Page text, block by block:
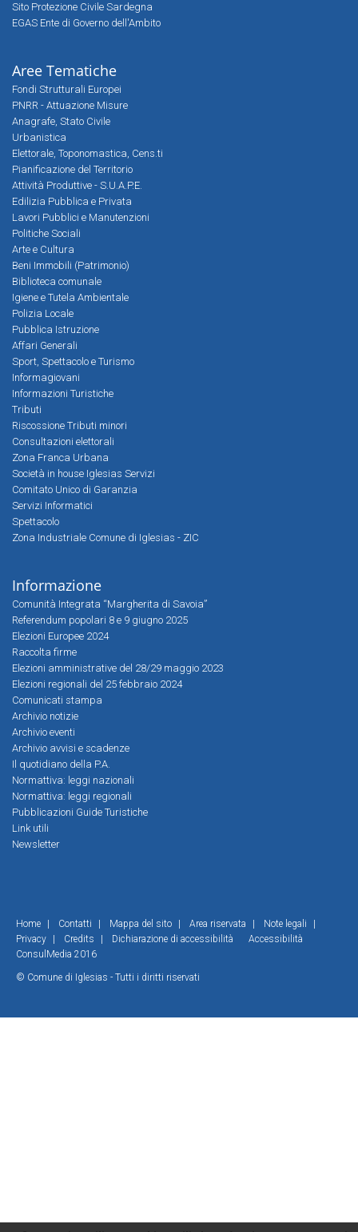
Sito Protezione Civile Sardegna
EGAS Ente di Governo dell'Ambito
Aree Tematiche
Fondi Strutturali Europei
PNRR - Attuazione Misure
Anagrafe, Stato Civile
Urbanistica
Elettorale, Toponomastica, Cens.ti
Pianificazione del Territorio
Attività Produttive - S.U.A.P.E.
Edilizia Pubblica e Privata
Lavori Pubblici e Manutenzioni
Politiche Sociali
Arte e Cultura
Beni Immobili (Patrimonio)
Biblioteca comunale
Igiene e Tutela Ambientale
Polizia Locale
Pubblica Istruzione
Affari Generali
Sport, Spettacolo e Turismo
Informagiovani
Informazioni Turistiche
Tributi
Riscossione Tributi minori
Consultazioni elettorali
Zona Franca Urbana
Società in house Iglesias Servizi
Comitato Unico di Garanzia
Servizi Informatici
Spettacolo
Zona Industriale Comune di Iglesias - ZIC
Informazione
Comunità Integrata “Margherita di Savoia”
Referendum popolari 8 e 9 giugno 2025
Elezioni Europee 2024
Raccolta firme
Elezioni amministrative del 28/29 maggio 2023
Elezioni regionali del 25 febbraio 2024
Comunicati stampa
Archivio notizie
Archivio eventi
Archivio avvisi e scadenze
Il quotidiano della P.A.
Normattiva: leggi nazionali
Normattiva: leggi regionali
Pubblicazioni Guide Turistiche
Link utili
Newsletter
Home Contatti Mappa del sito Area riservata Note legali
Privacy
Credits Dichiarazione di accessibilità
Accessibilità
ConsulMedia 2016
© Comune di Iglesias - Tutti i diritti riservati